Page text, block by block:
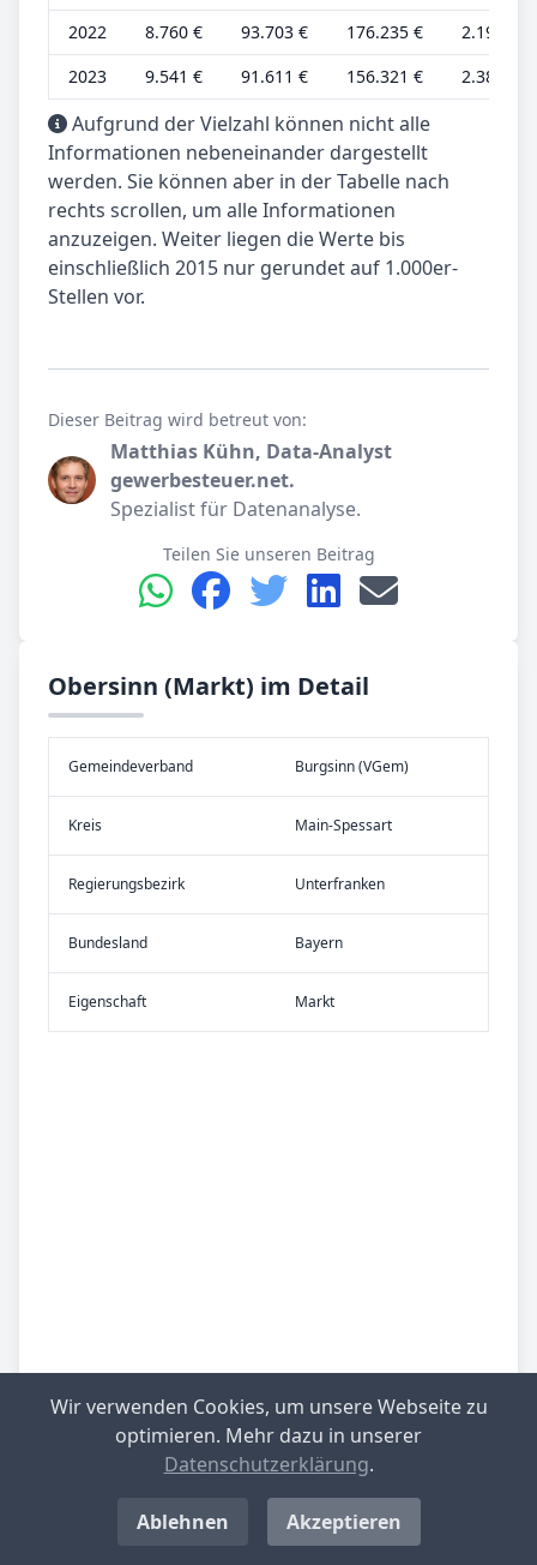
2022
8.760 € 93.703 € 176.235 €
2.190 €
2023
9.541 € 91.611 € 156.321 € 2.385 €
Aufgrund der Vielzahl können nicht alle
Informationen nebeneinander dargestellt
werden. Sie können aber in der Tabelle nach
rechts scrollen, um alle Informationen
anzuzeigen. Weiter liegen die Werte bis
einschließlich 2015 nur gerundet auf 1.000er-
Stellen vor.
Dieser Beitrag wird betreut von:
Matthias Kühn, Data-Analyst
gewerbesteuer.net.
Spezialist für Datenanalyse.
Teilen Sie unseren Beitrag
Obersinn (Markt) im Detail
Gemeinde­verband Burgsinn (VGem)
Kreis Main-Spessart
Re­gier­ungs­bezirk Unterfranken
Bundes­land Bayern
Eigen­schaft Markt
gering besiedelt
Spessart-Mainland
Wir verwenden Cookies, um unsere Webseite zu
optimieren. Mehr dazu in unserer
Datenschutzerklärung.
Ablehnen Akzeptieren